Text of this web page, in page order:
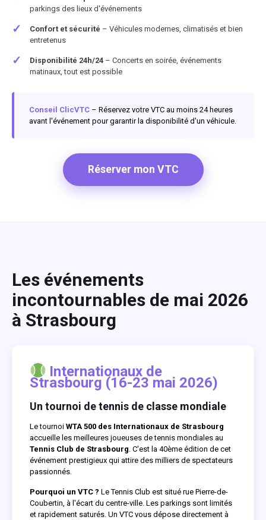
parkings des lieux d'événements
✓ Confort et sécurité – Véhicules modernes, climatisés et bien
entretenus
✓ Disponibilité 24h/24 – Concerts en soirée, événements
matinaux, tout est possible
Conseil ClicVTC – Réservez votre VTC au moins 24 heures
avant l'événement pour garantir la disponibilité d'un véhicule.
Réserver mon VTC
Les événements
incontournables de mai 2026
à Strasbourg
Internationaux de
Strasbourg (16-23 mai 2026)
Un tournoi de tennis de classe mondiale
Le tournoi WTA 500 des Internationaux de Strasbourg
accueille les meilleures joueuses de tennis mondiales au
Tennis Club de Strasbourg . C'est la 40ème édition de cet
événement prestigieux qui attire des milliers de spectateurs
passionnés.
Pourquoi un VTC ? Le Tennis Club est situé rue Pierre-de-
Coubertin, à l'écart du centre-ville. Les parkings sont limités
et rapidement saturés. Un VTC vous dépose directement à